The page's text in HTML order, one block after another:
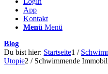
App
Kontakt
Menü Menü
Blog
Du bist hier: Startseite1 /
Utopie2 / Schwimmende